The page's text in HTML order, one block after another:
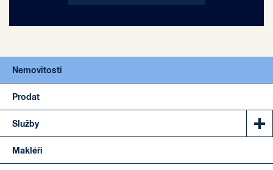
Nemovitosti
Prodat
Služby
Makléři